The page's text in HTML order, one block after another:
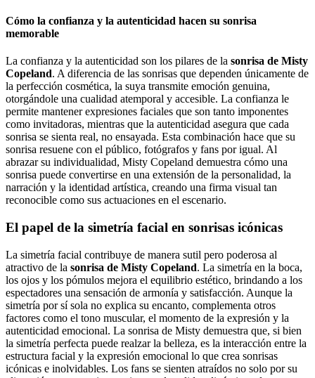
Cómo la confianza y la autenticidad hacen su sonrisa
memorable
La confianza y la autenticidad son los pilares de la sonrisa de Misty
Copeland. A diferencia de las sonrisas que dependen únicamente de
la perfección cosmética, la suya transmite emoción genuina,
otorgándole una cualidad atemporal y accesible. La confianza le
permite mantener expresiones faciales que son tanto imponentes
como invitadoras, mientras que la autenticidad asegura que cada
sonrisa se sienta real, no ensayada. Esta combinación hace que su
sonrisa resuene con el público, fotógrafos y fans por igual. Al
abrazar su individualidad, Misty Copeland demuestra cómo una
sonrisa puede convertirse en una extensión de la personalidad, la
narración y la identidad artística, creando una firma visual tan
reconocible como sus actuaciones en el escenario.
El papel de la simetría facial en sonrisas icónicas
La simetría facial contribuye de manera sutil pero poderosa al
atractivo de la sonrisa de Misty Copeland. La simetría en la boca,
los ojos y los pómulos mejora el equilibrio estético, brindando a los
espectadores una sensación de armonía y satisfacción. Aunque la
simetría por sí sola no explica su encanto, complementa otros
factores como el tono muscular, el momento de la expresión y la
autenticidad emocional. La sonrisa de Misty demuestra que, si bien
la simetría perfecta puede realzar la belleza, es la interacción entre la
estructura facial y la expresión emocional lo que crea sonrisas
icónicas e inolvidables. Los fans se sienten atraídos no solo por su